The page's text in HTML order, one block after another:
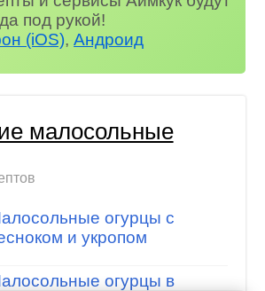
под рукой!
(iOS),Андроид
малосольные
огурцы с
и укропом
огурцы в